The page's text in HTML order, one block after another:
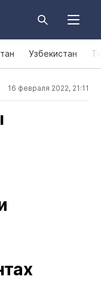
Узбекистан
16 февраля 2022, 21:11